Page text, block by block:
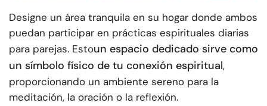
Designe un área tranquila en su hogar donde ambos
puedan participar en prácticas espirituales diarias
para parejas. Estoun espacio dedicado sirve como
un símbolo físico de tu conexión espiritual,
proporcionando un ambiente sereno para la
meditación, la oración o la reflexión.